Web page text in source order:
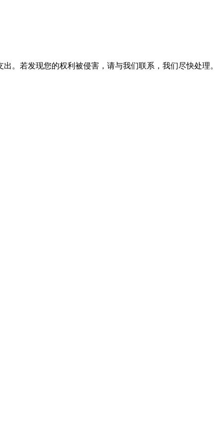
。若发现您的权利被侵害，请与我们联系，我们尽快处理。